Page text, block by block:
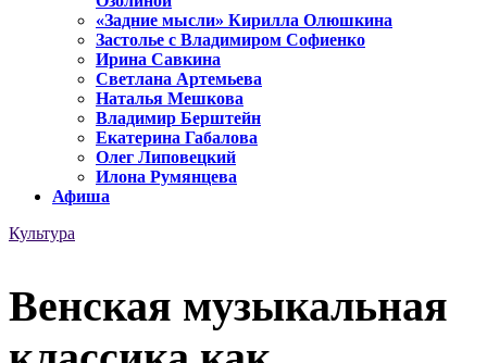
«Задние мысли» Кирилла Олюшкина
Застолье с Владимиром Софиенко
Ирина Савкина
Светлана Артемьева
Наталья Мешкова
Владимир Берштейн
Екатерина Габалова
Олег Липовецкий
Илона Румянцева
Афиша
Культура
Венская музыкальная